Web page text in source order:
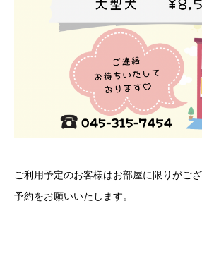
ご利用予定のお客様はお部屋に限りがご
予約をお願いいたします。